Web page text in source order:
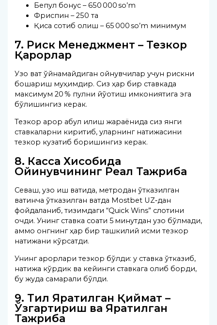
Бепул бонус – 650 000 so’m
Фриспин – 250 та
Қисқа сотиб олиш – 65 000 so’m минимум
7. Риск Менеджмент – Тезкор
Қарорлар
Узоқ вақт ўйнамайдиган ойнувчилар учун рискни
бошқариш муҳимдир. Сиз ҳар бир ставкада
максимум 20 % пулни йўқотиш имкониятига эга
бўлишингиз керак.
Тезкор қарор қабул қилиш жараёнида сиз янги
ставкаларни киритиб, уларнинг натижасини
тезкор кузатиб боришингиз керак.
8. Касса Хисобида
Ойинувчининг Реал Тажриба
Севаш, узоқ иш вақтида, метродан ўтказилган
вақтинча ўтказилган вақтда Mostbet UZ‑дан
фойдаланиб, тизимдаги “Quick Wins” слотини
очди. Унинг ставка соати 5 минутдан узоқ бўлмади,
аммо онгнинг ҳар бир ташкилий қисми тезкор
натижани кўрсатди.
Унинг қарорлари тезкор бўлди: у ставка ўтказиб,
натижа кўрдик ва кейинги ставкага олиб борди,
бу жуда самарали бўлди.
9. Тил Яратилган Қиймат –
Ўзгартириш ва Яратилган
Тажриба